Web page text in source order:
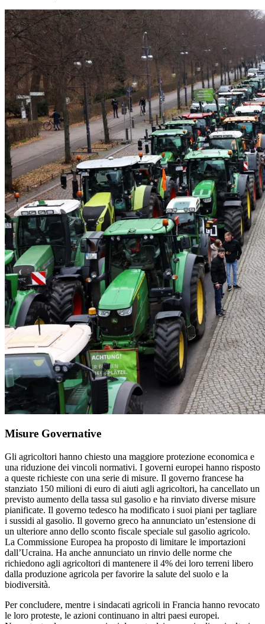
Misure Governative
Gli agricoltori hanno chiesto una maggiore protezione economica e
una riduzione dei vincoli normativi. I governi europei hanno risposto
a queste richieste con una serie di misure. Il governo francese ha
stanziato 150 milioni di euro di aiuti agli agricoltori, ha cancellato un
previsto aumento della tassa sul gasolio e ha rinviato diverse misure
pianificate. Il governo tedesco ha modificato i suoi piani per tagliare
i sussidi al gasolio. Il governo greco ha annunciato un’estensione di
un ulteriore anno dello sconto fiscale speciale sul gasolio agricolo.
La Commissione Europea ha proposto di limitare le importazioni
dall’Ucraina. Ha anche annunciato un rinvio delle norme che
richiedono agli agricoltori di mantenere il 4% dei loro terreni libero
dalla produzione agricola per favorire la salute del suolo e la
biodiversità.
Per concludere, mentre i sindacati agricoli in Francia hanno revocato
le loro proteste, le azioni continuano in altri paesi europei.